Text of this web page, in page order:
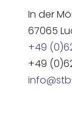
In der
67065
+49
+49